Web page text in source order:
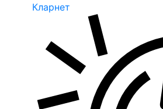
Кларнет